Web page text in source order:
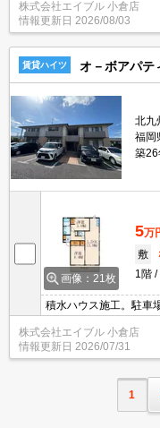
株式会社エイブル 小倉店
情報更新日 2026/08/03
賃貸ハイツ オ－ボアパテ
北九
福岡
築26
画像：21枚
5万
敷
1階
積水ハウス施工。駐車
料。TVインターホン付
株式会社エイブル 小倉店
情報更新日 2026/07/31
1